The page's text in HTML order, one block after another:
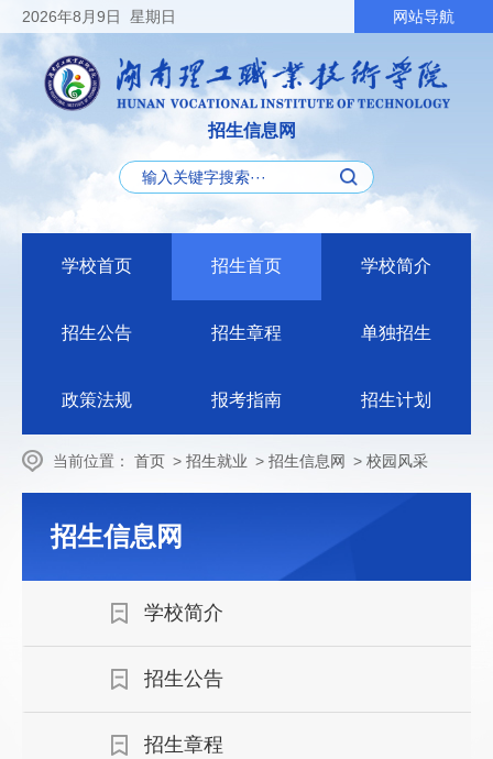
2026年8月9日 星期日 网站导航
招生信息网
学校首页 招生首页 学校简介
招生公告 招生章程 单独招生
政策法规 报考指南 招生计划
当前位置： 首页 > 招生就业 > 招生信息网 > 校园风采
招生信息网
学校简介
招生公告
招生章程